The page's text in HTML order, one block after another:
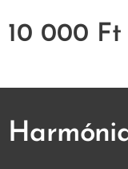
10 000 Ft